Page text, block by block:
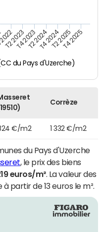
du Pays d'Uzerche)
T2 2023T4 2023T2 2024T4 2024T2 2025T4 2025
Corrèze
€/m2 1 332 €/m2
du Pays d'Uzerche
, le prix des biens
euros/m². La valeur des
partir de 13 euros le m².